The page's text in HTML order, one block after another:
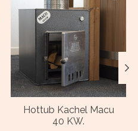
Hottub Kachel Macu
40 KW.